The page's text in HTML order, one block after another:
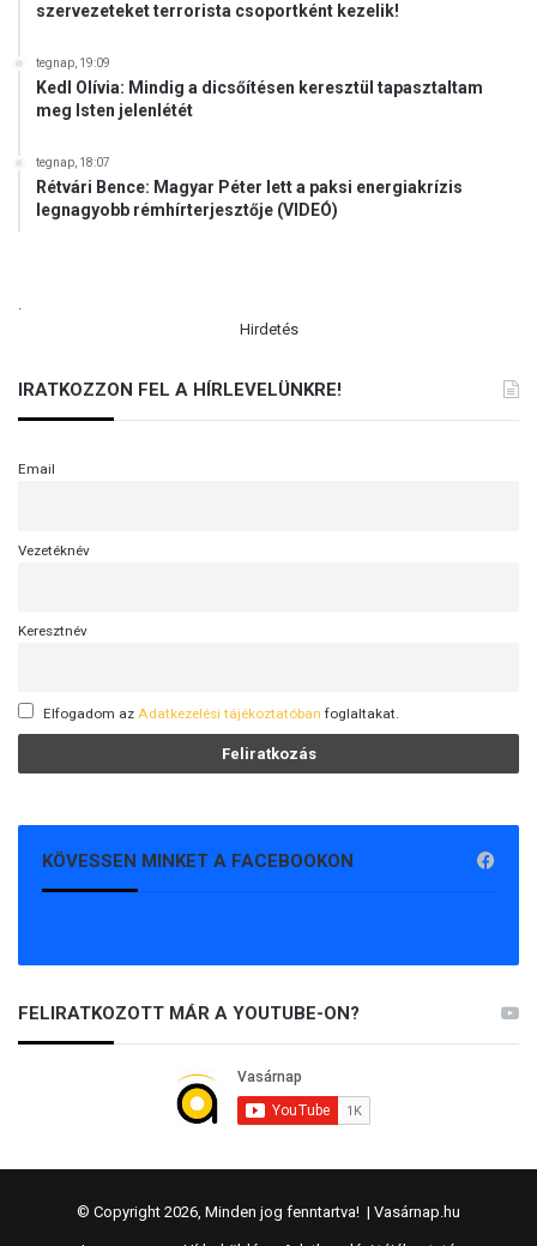
szervezeteket terrorista csoportként kezelik!
tegnap, 19:09
Kedl Olívia: Mindig a dicsőítésen keresztül tapasztaltam
meg Isten jelenlétét
tegnap, 18:07
Rétvári Bence: Magyar Péter lett a paksi energiakrízis
legnagyobb rémhírterjesztője (VIDEÓ)
.
Hirdetés
IRATKOZZON FEL A HÍRLEVELÜNKRE!
Email
Vezetéknév
Keresztnév
Elfogadom az Adatkezelési tájékoztatóban foglaltakat.
KÖVESSEN MINKET A FACEBOOKON
FELIRATKOZOTT MÁR A YOUTUBE-ON?
© Copyright 2026, Minden jog fenntartva! | Vasárnap.hu